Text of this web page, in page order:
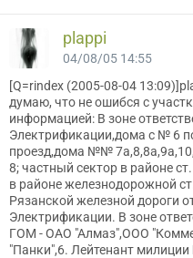
plappi
04/08/05 14:55
[Q=rindex (2005-08-04
думаю, что не ошибся с
информацией: В зоне
Электрификации,дома с № 6
проезд,дома №№
8; частный сектор в районе
в районе железнодорожной
Рязанской железной дороги
Электрификации. В зоне
ГОМ - ОАО "Алмаз",ООО
"Панки",6. Лейтенант милиции